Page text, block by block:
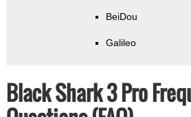
BeiDou
Galileo
Black Shark 3 Pro